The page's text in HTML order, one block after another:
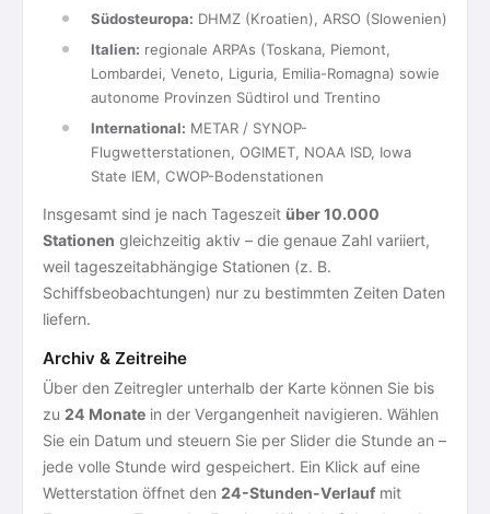
Südosteuropa: DHMZ (Kroatien), ARSO (Slowenien)
Italien: regionale ARPAs (Toskana, Piemont,
Lombardei, Veneto, Liguria, Emilia-Romagna) sowie
autonome Provinzen Südtirol und Trentino
International: METAR / SYNOP-
Flugwetterstationen, OGIMET, NOAA ISD, Iowa
State IEM, CWOP-Bodenstationen
Insgesamt sind je nach Tageszeit über 10.000
Stationen gleichzeitig aktiv – die genaue Zahl variiert,
weil tageszeitabhängige Stationen (z. B.
Schiffsbeobachtungen) nur zu bestimmten Zeiten Daten
liefern.
Archiv & Zeitreihe
Über den Zeitregler unterhalb der Karte können Sie bis
zu 24 Monate in der Vergangenheit navigieren. Wählen
Sie ein Datum und steuern Sie per Slider die Stunde an –
jede volle Stunde wird gespeichert. Ein Klick auf eine
Wetterstation öffnet den 24-Stunden-Verlauf mit